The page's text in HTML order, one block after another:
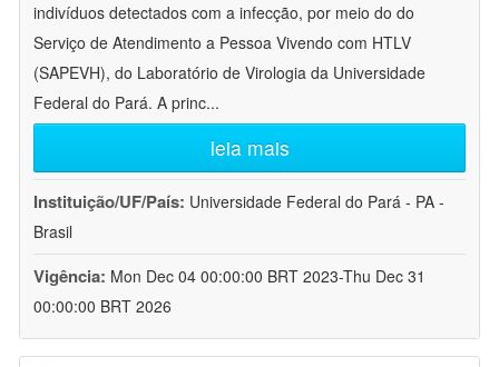
indivíduos detectados com a infecção, por meio do do
Serviço de Atendimento a Pessoa Vivendo com HTLV
(SAPEVH), do Laboratório de Virologia da Universidade
Federal do Pará. A princ...
leia mais
Instituição/UF/País: Universidade Federal do Pará - PA -
Brasil
Vigência: Mon Dec 04 00:00:00 BRT 2023-Thu Dec 31
00:00:00 BRT 2026